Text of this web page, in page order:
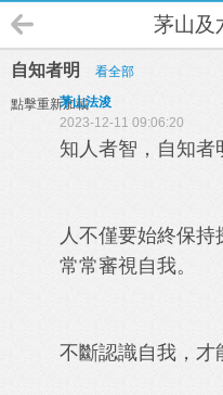
茅山及
自知者明 看全部
點擊重新加載
茅山法浚
2023-12-11 09:06:20
知人者智，自知者
人不僅要始終保
常常審視自我。
不斷認識自我，才